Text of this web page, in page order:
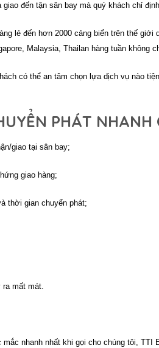
đến tận sân bay mà quý khách chỉ
lẻ đến hơn 2000 cảng biển trên thế giới
Malaysia, Thailan hàng tuần không
có thể an tâm chọn lựa dịch vụ nào
PHÁT NHANH
giao tại sân bay;
giao hàng;
thời gian chuyển phát;
ra mất mát.
nhanh nhất khi gọi cho chúng tôi, TTI